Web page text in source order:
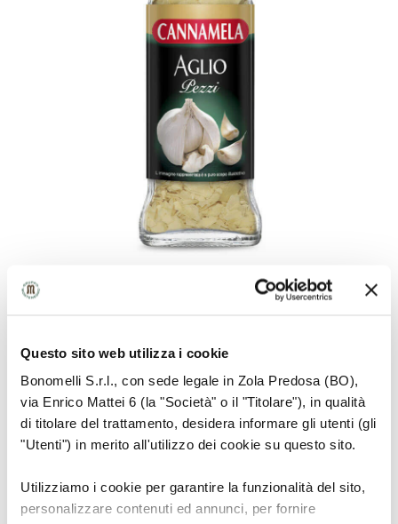
Questo sito web utilizza i cookie
Bonomelli S.r.l., con sede legale in Zola Predosa (BO),
via Enrico Mattei 6 (la "Società" o il "Titolare"), in qualità
di titolare del trattamento, desidera informare gli utenti (gli
"Utenti") in merito all'utilizzo dei cookie su questo sito.
Utilizziamo i cookie per garantire la funzionalità del sito,
personalizzare contenuti ed annunci, per fornire
RAW MATERIAL INFORMATION
Bulbous plant with beneficial properties and a
strong and decisive taste much appreciated in
Mediterranean cuisine
HOW TO USE